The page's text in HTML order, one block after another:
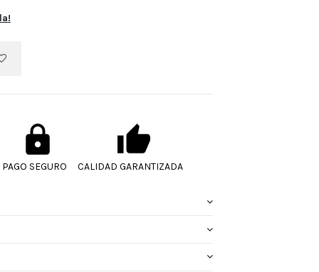
PAGO SEGURO CALIDAD GARANTIZADA